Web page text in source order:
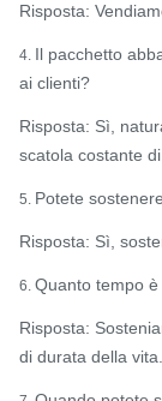
Risposta:
4. Il pacchetto
ai clienti?
Risposta: Sì,
scatola costante
5. Potete
Risposta: Sì,
6. Quanto tempo
Risposta:
di durata della vita.